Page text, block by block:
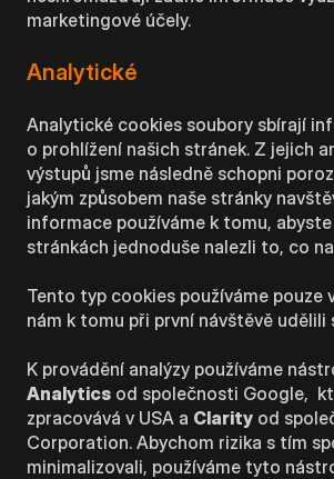
marketingové účely.
Analytické
Analytické cookies soubory sbírají
o prohlížení našich stránek. Z jejich
výstupů jsme následně schopni
jakým způsobem naše stránky
informace používáme k tomu,
stránkách jednoduše nalezli to, co
Tento typ cookies používáme pouze
nám k tomu při první návštěvě udělili
K provádění analýzy používáme
Analytics od společnosti Google,
zpracovává v USA a Clarity od
Corporation. Abychom rizika s tím
minimalizovali, používáme tyto